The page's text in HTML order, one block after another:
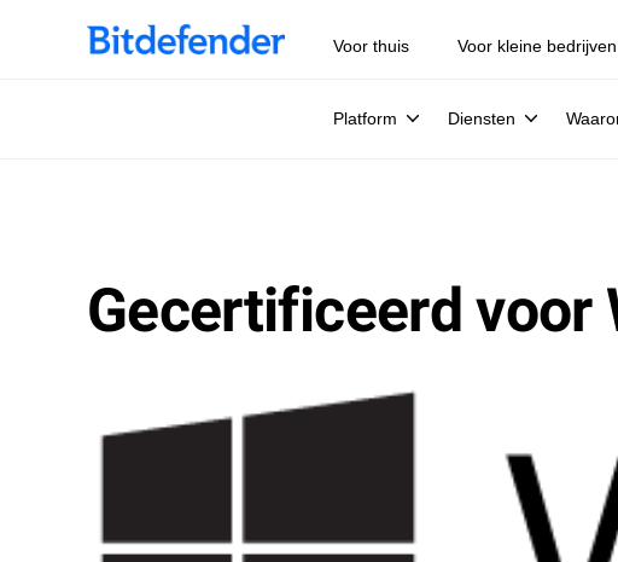
Voor thuis Voor kleine bedrijven
Platform Diensten
Gecertificeerd voor